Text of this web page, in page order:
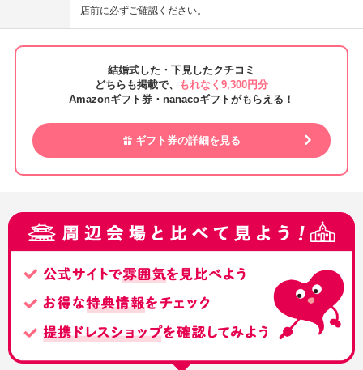
店前に必ずご確認ください。
結婚式した・下見したクチコミ
どちらも掲載で、
もれなく9,300円分
Amazonギフト券・nanacoギフトがもらえる！
ギフト券の詳細を見る